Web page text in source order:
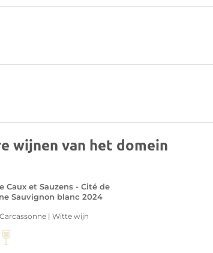
wijnen van het domein
Caux et Sauzens - Cité de
Sauvignon blanc 2024
| Witte wijn